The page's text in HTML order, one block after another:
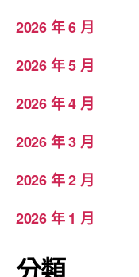
2026 年 6 月
2026 年 5 月
2026 年 4 月
2026 年 3 月
2026 年 2 月
2026 年 1 月
分類